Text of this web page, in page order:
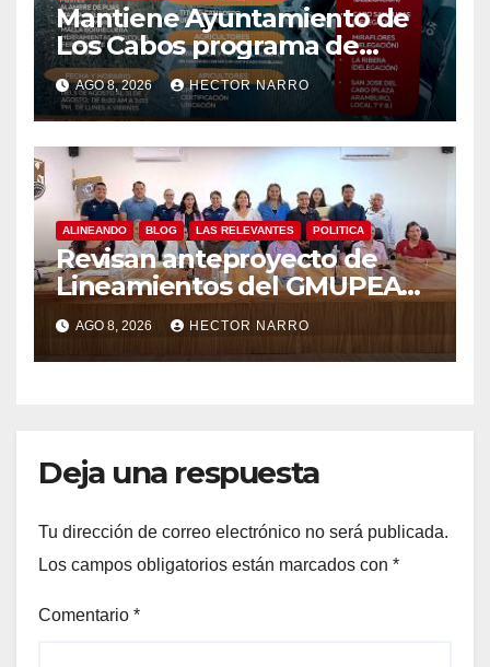
Mantiene Ayuntamiento de
Los Cabos programa de
apoyos para agricultores,
ganaderos y apicultores
AGO 8, 2026 HECTOR NARRO
ALINEANDO BLOG LAS RELEVANTES POLITICA
Revisan anteproyecto de
Lineamientos del GMUPEA
en Los Cabos
AGO 8, 2026 HECTOR NARRO
Deja una respuesta
Tu dirección de correo electrónico no será publicada.
Los campos obligatorios están marcados con *
Comentario *